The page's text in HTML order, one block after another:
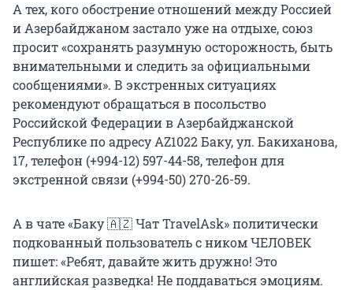
А тех, кого обострение отношений между Россией
и Азербайджаном застало уже на отдыхе, союз
просит «сохранять разумную осторожность, быть
внимательными и следить за официальными
сообщениями». В экстренных ситуациях
рекомендуют обращаться в посольство
Российской Федерации в Азербайджанской
Республике по адресу АZ1022 Баку, ул. Бакиханова,
17, телефон (+994-12) 597-44-58, телефон для
экстренной связи (+994-50) 270-26-59.
А в чате «Баку 🇦🇿 Чат TravelAsk» политически
подкованный пользователь с ником ЧЕЛОВЕК
пишет: «Ребят, давайте жить дружно! Это
английская разведка! Не поддаваться эмоциям.